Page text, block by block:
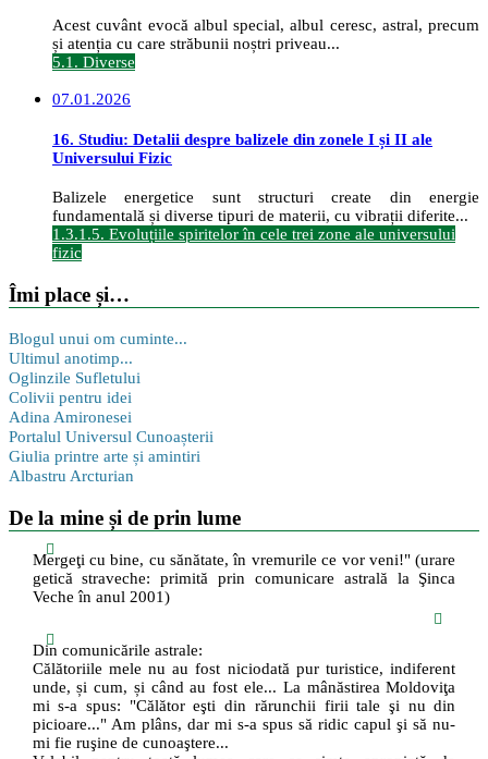
Acest cuvânt evocă albul special, albul ceresc, astral, precum
și atenția cu care străbunii noștri priveau...
5.1. Diverse
07.01.2026
16. Studiu: Detalii despre balizele din zonele I și II ale
Universului Fizic
Balizele energetice sunt structuri create din energie
fundamentală și diverse tipuri de materii, cu vibrații diferite...
1.3.1.5. Evoluțiile spiritelor în cele trei zone ale universului
fizic
Îmi place și…
Blogul unui om cuminte...
Ultimul anotimp...
Oglinzile Sufletului
Colivii pentru idei
Adina Amironesei
Portalul Universul Cunoașterii
Giulia printre arte și amintiri
Albastru Arcturian
De la mine și de prin lume
Mergeţi cu bine, cu sănătate, în vremurile ce vor veni!" (urare
getică straveche: primită prin comunicare astrală la Şinca
Veche în anul 2001)
Din comunicările astrale:
Călătoriile mele nu au fost niciodată pur turistice, indiferent
unde, și cum, și când au fost ele... La mânăstirea Moldoviţa
mi s-a spus: "Călător eşti din rărunchii firii tale şi nu din
picioare..." Am plâns, dar mi s-a spus să ridic capul şi să nu-
mi fie ruşine de cunoaştere...